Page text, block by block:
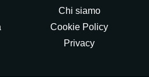
Chi siamo
Cookie Policy
Privacy